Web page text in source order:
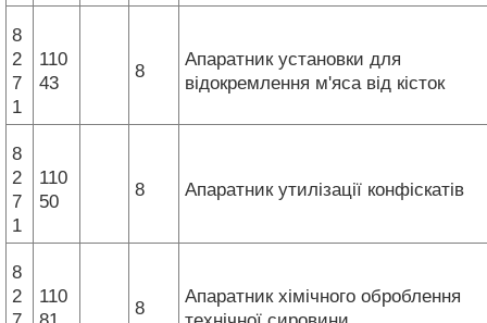
8
2
7
1
110
43
8
Апаратник установки для
відокремлення м'яса від кісток
8
2
7
1
110
50
8 Апаратник утилізації конфіскатів
8
2
110
8
Апаратник хімічного оброблення